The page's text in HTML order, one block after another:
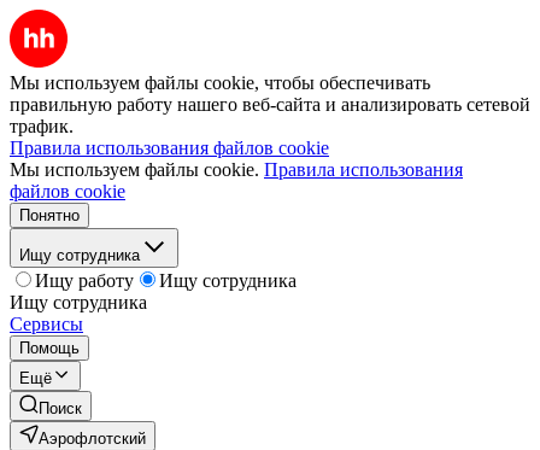
Мы используем файлы cookie, чтобы обеспечивать
правильную работу нашего веб-сайта и анализировать сетевой
трафик.
Правила использования файлов cookie
Мы используем файлы cookie. Правила использования
файлов cookie
Понятно
Ищу сотрудника
Ищу работу
Ищу сотрудника
Ищу сотрудника
Сервисы
Помощь
Ещё
Поиск
Аэрофлотский